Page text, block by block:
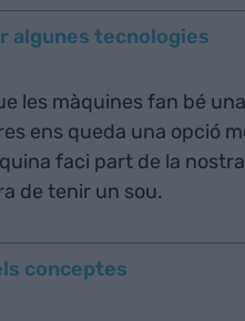
algunes tecnologies
les màquines fan bé
ens queda una opció
faci part de la
de tenir un sou.
conceptes